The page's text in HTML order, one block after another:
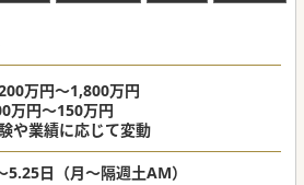
万円～1,800万円
万円～150万円
や業績に応じて変動
5.25日（月～隔週土AM）